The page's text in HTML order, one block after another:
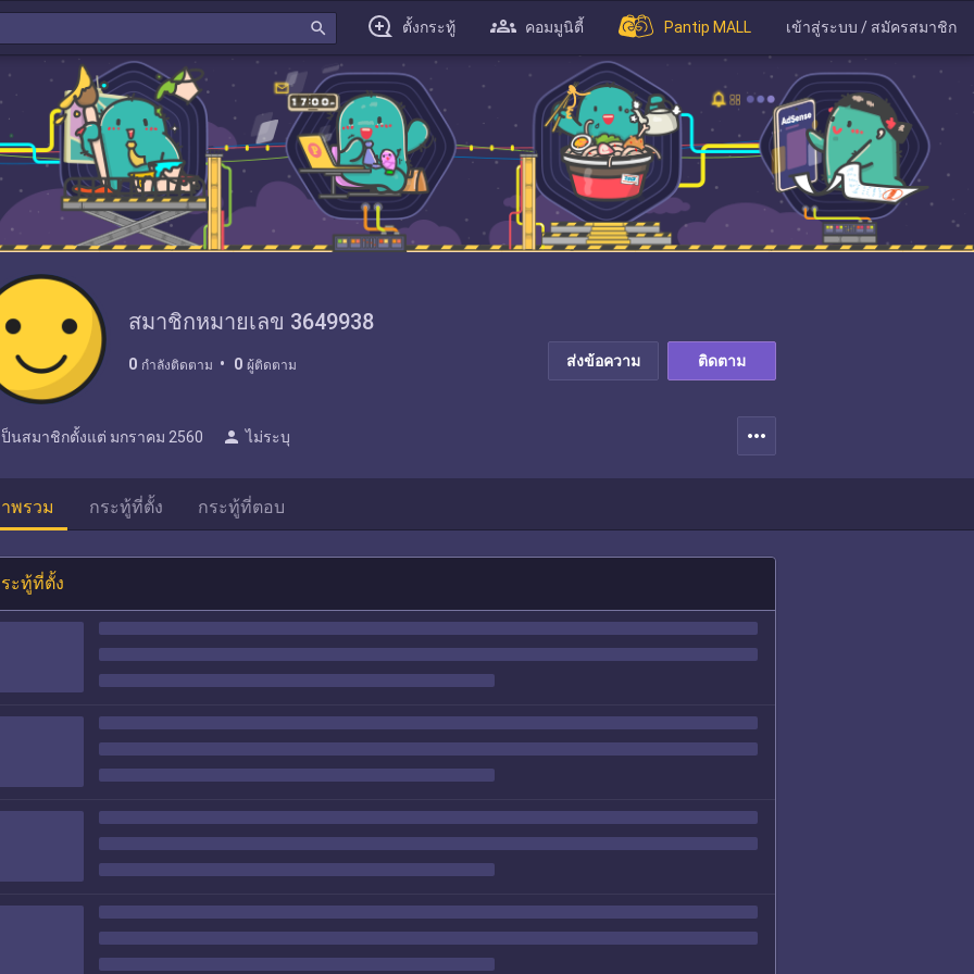
search ตั้งกระทู้ คอมมูนิตี้ Pantip MALL เข้าสู่ระบบ / สมัครสมาชิก
สมาชิกหมายเลข 3649938
0 กำลังติดตาม 0 ผู้ติดตาม ส่งข้อความ ติดตาม
ป็นสมาชิกตั้งแต่ มกราคม 2560 person ไม่ระบุ more_horiz
พรวม กระทู้ที่ตั้ง กระทู้ที่ตอบ
ะทู้ที่ตั้ง